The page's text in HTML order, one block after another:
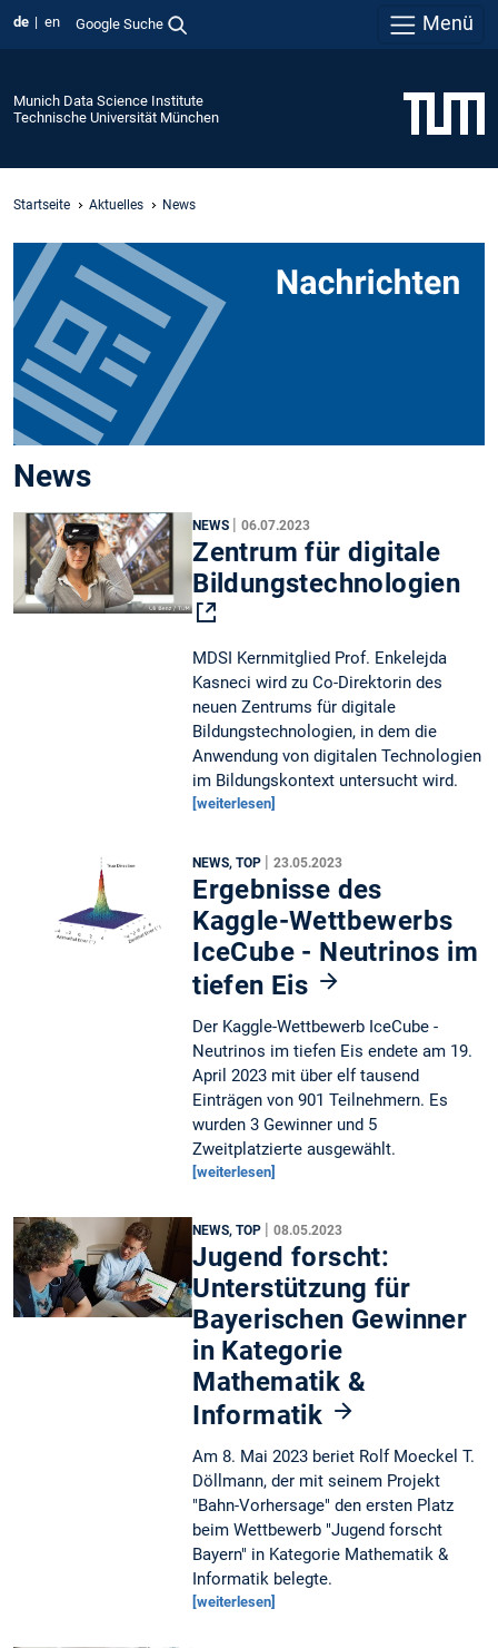
de en Google Suche Menü
Munich Data Science Institute
Technische Universität München
Startseite Aktuelles News
News
NEWS |06.07.2023
Zentrum für digitale
Bildungstechnologien
MDSI Kernmitglied Prof. Enkelejda
Kasneci wird zu Co-Direktorin des
neuen Zentrums für digitale
Bildungstechnologien, in dem die
Anwendung von digitalen Technologien
im Bildungskontext untersucht wird.
[weiterlesen]
NEWS, TOP |23.05.2023
Ergebnisse des
Kaggle-Wettbewerbs
IceCube - Neutrinos im
tiefen Eis
Der Kaggle-Wettbewerb IceCube -
Neutrinos im tiefen Eis endete am 19.
April 2023 mit über elf tausend
Einträgen von 901 Teilnehmern. Es
wurden 3 Gewinner und 5
Zweitplatzierte ausgewählt.
[weiterlesen]
NEWS, TOP |08.05.2023
Jugend forscht:
Unterstützung für
Bayerischen Gewinner
in Kategorie
Mathematik &
Informatik
Am 8. Mai 2023 beriet Rolf Moeckel T.
Döllmann, der mit seinem Projekt
"Bahn-Vorhersage" den ersten Platz
beim Wettbewerb "Jugend forscht
Bayern" in Kategorie Mathematik &
Informatik belegte.
[weiterlesen]